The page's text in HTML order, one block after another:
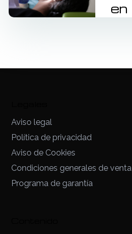
en
Aviso legal
Política de privacidad
Aviso de Cookies
Condiciones generales de venta
Programa de garantía